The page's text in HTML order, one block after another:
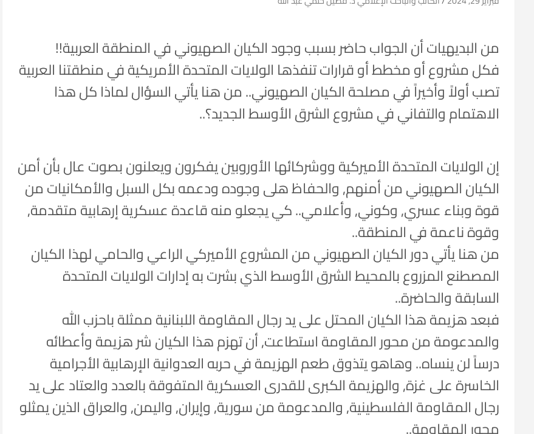
من البديهيات أن الجواب حاضر بسبب وجود الكيان الصهيوني في المنطقة العربية!!
فكل مشروع أو مخطط أو قرارات تنفذها الولايات المتحدة الأمريكية في منطقتنا العربية
تصب أولاً وأخيراً في مصلحة الكيان الصهيوني.. من هنا يأتي السؤال لماذا كل هذا
الاهتمام والتفاني في مشروع الشرق الأوسط الجديد؟..
إن الولايات المتحدة الأميركية ووشركائها الأوروبين يفكرون ويعلنون بصوت عال بأن أمن
الكيان الصهيوني من أمنهم, والحفاظ هلى وجوده ودعمه بكل السبل والأمكانيات من
قوة وبناء عسري, وكوني, وأعلامي.. كي يجعلو منه قاعدة عسكرية إرهابية متقدمة,
وقوة ناعمة في المنطقة..
من هنا يأتي دور الكيان الصهيوني من المشروع الأميركي الراعي والحامي لهذا الكيان
المصطنع المزروع بالمحيط الشرق الأوسط الذي بشرت به إدارات الولايات المتحدة
السابقة والحاضرة..
فبعد هزيمة هذا الكيان المحتل على يد رجال المقاومة اللبنانية ممثلة باحزب الله
والمدعومة من محور المقاومة استطاعت, أن تهزم هذا الكيان شر هزيمة وأعطائه
درساً لن ينساه.. وهاهو يتذوق طعم الهزيمة في حربه العدوانية الإرهابية الأجرامية
الخاسرة على غزة, والهزيمة الكبرى للقدرى العسكرية المتفوقة بالعدد والعتاد على يد
رجال المقاومة الفلسطينية, والمدعومة من سورية, وإيران, واليمن, والعراق الذين يمثلو